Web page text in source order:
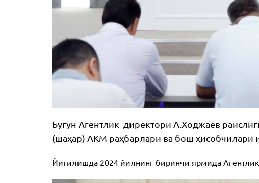
Бугун Агентлик директори А.Ходжаев
(шаҳар) АКМ раҳбарлари ва бош ҳисобчилари
Йиғилишда 2024 йилнинг биринчи ярмида